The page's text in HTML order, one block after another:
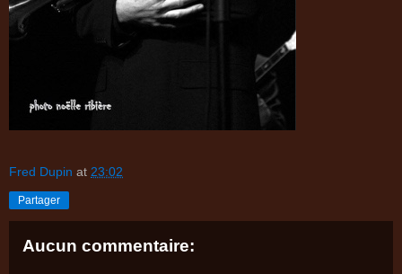
Fred Dupin at 23:02
Partager
Aucun commentaire: